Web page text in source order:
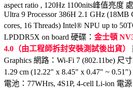
aspect ratio , 120Hz 1100nits峰值亮度
Ultra 9 Processor 386H 2.1 GHz (18MB
cores, 16 Threads) Intel® NPU up to
LPDDR5X on board 硬碟： 金士頓
4.0（由工程師拆封安裝測試後出貨）
Graphics 網路：Wi-Fi 7 (802.11be) 尺
1.29 cm (12.22" x 8.45" x 0.47" ~
電池：77WHrs, 4S1P, 4-cell Li-ion 電